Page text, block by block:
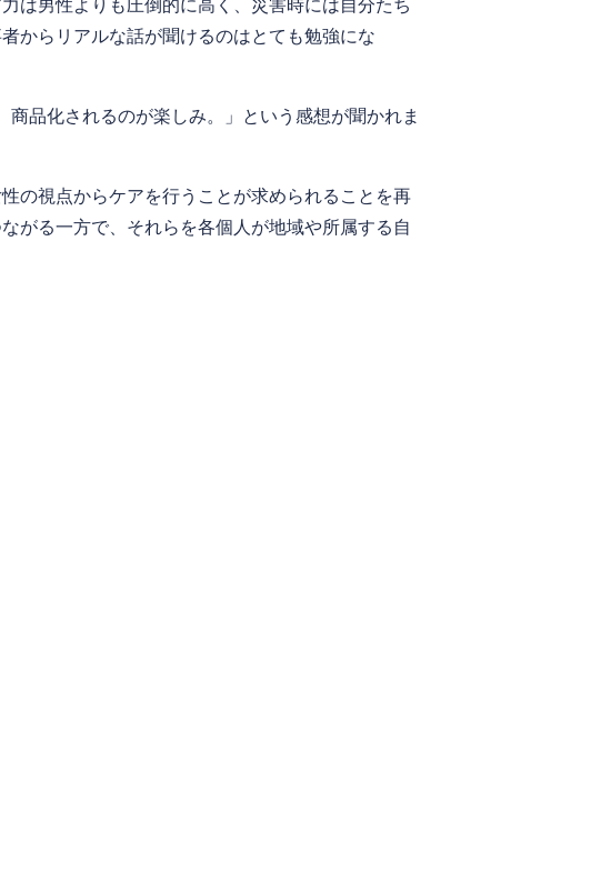
は男性よりも圧倒的に高く、災害時には自分たち
からリアルな話が聞けるのはとても勉強にな
品化されるのが楽しみ。」という感想が聞かれま
の視点からケアを行うことが求められることを再
がる一方で、それらを各個人が地域や所属する自